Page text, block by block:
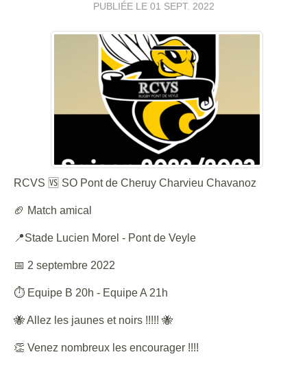
PUBLIÉE LE 01 SEPT. 2022
RCVS 🆚 SO Pont de Cheruy Charvieu Chavanoz
🏈 Match amical
📍Stade Lucien Morel - Pont de Veyle
📅 2 septembre 2022
⏱ Equipe B 20h - Equipe A 21h
🐝 Allez les jaunes et noirs !!!!! 🐝
👏 Venez nombreux les encourager !!!!